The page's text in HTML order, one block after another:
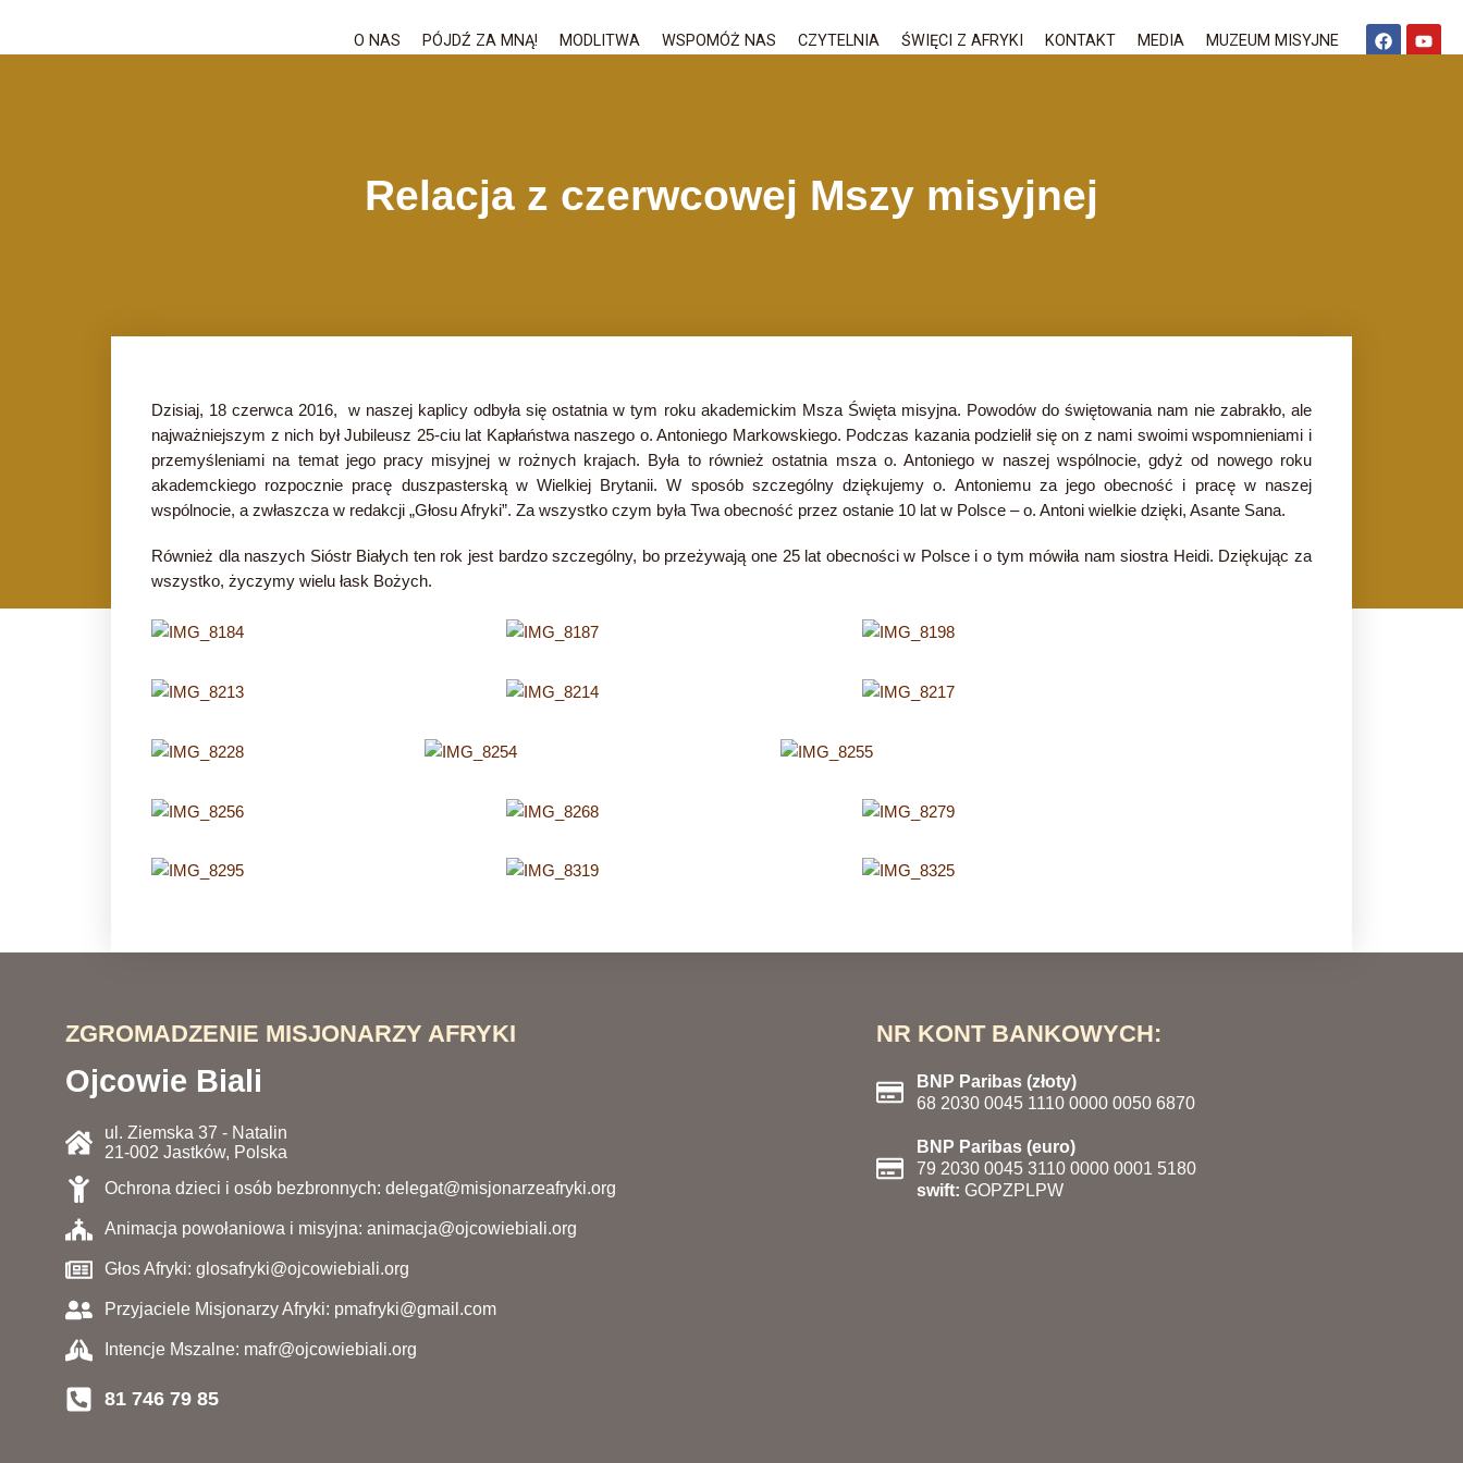
O NAS PÓJDŹ ZA MNĄ! MODLITWA WSPOMÓŻ NAS CZYTELNIA ŚWIĘCI Z AFRYKI KONTAKT MEDIA MUZEUM MISYJNE
Relacja z czerwcowej Mszy misyjnej
Dzisiaj, 18 czerwca 2016, w naszej kaplicy odbyła się ostatnia w tym roku akademickim Msza Święta misyjna. Powodów do świętowania nam nie zabrakło, ale
najważniejszym z nich był Jubileusz 25-ciu lat Kapłaństwa naszego o. Antoniego Markowskiego. Podczas kazania podzielił się on z nami swoimi wspomnieniami i
przemyśleniami na temat jego pracy misyjnej w rożnych krajach. Była to również ostatnia msza o. Antoniego w naszej wspólnocie, gdyż od nowego roku
akademckiego rozpocznie pracę duszpasterską w Wielkiej Brytanii. W sposób szczególny dziękujemy o. Antoniemu za jego obecność i pracę w naszej
wspólnocie, a zwłaszcza w redakcji „Głosu Afryki”. Za wszystko czym była Twa obecność przez ostanie 10 lat w Polsce – o. Antoni wielkie dzięki, Asante Sana.
Również dla naszych Sióstr Białych ten rok jest bardzo szczególny, bo przeżywają one 25 lat obecności w Polsce i o tym mówiła nam siostra Heidi. Dziękując za
wszystko, życzymy wielu łask Bożych.
ZGROMADZENIE MISJONARZY AFRYKI
Ojcowie Biali
ul. Ziemska 37 - Natalin
21-002 Jastków, Polska
Ochrona dzieci i osób bezbronnych: delegat@misjonarzeafryki.org
Animacja powołaniowa i misyjna: animacja@ojcowiebiali.org
Głos Afryki: glosafryki@ojcowiebiali.org
Przyjaciele Misjonarzy Afryki: pmafryki@gmail.com
Intencje Mszalne: mafr@ojcowiebiali.org
81 746 79 85
NR KONT BANKOWYCH:
BNP Paribas (złoty)
68 2030 0045 1110 0000 0050 6870
BNP Paribas (euro)
79 2030 0045 3110 0000 0001 5180
swift: GOPZPLPW